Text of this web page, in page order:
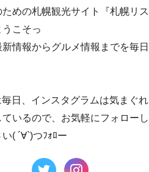
めの札幌観光サイト『札幌リス
うこそっ
情報からグルメ情報までを毎日
日、インスタグラムは気まぐれ
ているので、お気軽にフォローし
( ´∀`)つﾌｫﾛー